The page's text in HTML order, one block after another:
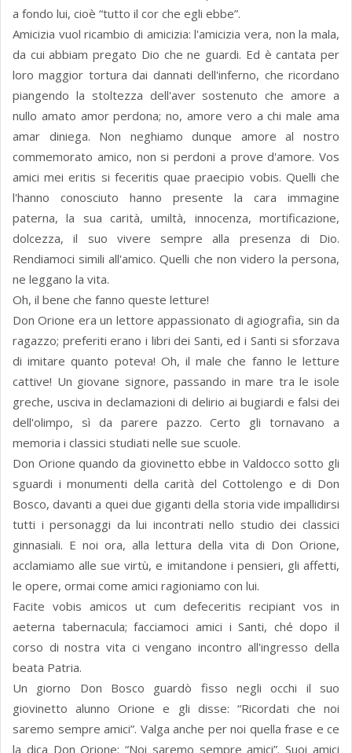
a fondo lui, cioè “tutto il cor che egli ebbe”.
Amicizia vuol ricambio di amicizia: l'amicizia vera, non la mala,
da cui abbiam pregato Dio che ne guardi. Ed è cantata per
loro maggior tortura dai dannati dell'inferno, che ricordano
piangendo la stoltezza dell'aver sostenuto che amore a
nullo amato amor perdona; no, amore vero a chi male ama
amar diniega. Non neghiamo dunque amore al nostro
commemorato amico, non si perdoni a prove d'amore. Vos
amici mei eritis si feceritis quae praecipio vobis. Quelli che
l'hanno conosciuto hanno presente la cara immagine
paterna, la sua carità, umiltà, innocenza, mortificazione,
dolcezza, il suo vivere sempre alla presenza di Dio.
Rendiamoci simili all'amico. Quelli che non videro la persona,
ne leggano la vita.
Oh, il bene che fanno queste letture!
Don Orione era un lettore appassionato di agiografia, sin da
ragazzo; preferiti erano i libri dei Santi, ed i Santi si sforzava
di imitare quanto poteva! Oh, il male che fanno le letture
cattive! Un giovane signore, passando in mare tra le isole
greche, usciva in declamazioni di delirio ai bugiardi e falsi dei
dell'olimpo, sì da parere pazzo. Certo gli tornavano a
memoria i classici studiati nelle sue scuole.
Don Orione quando da giovinetto ebbe in Valdocco sotto gli
sguardi i monumenti della carità del Cottolengo e di Don
Bosco, davanti a quei due giganti della storia vide impallidirsi
tutti i personaggi da lui incontrati nello studio dei classici
ginnasiali. E noi ora, alla lettura della vita di Don Orione,
acclamiamo alle sue virtù, e imitandone i pensieri, gli affetti,
le opere, ormai come amici ragioniamo con lui.
Facite vobis amicos ut cum defeceritis recipiant vos in
aeterna tabernacula; facciamoci amici i Santi, ché dopo il
corso di nostra vita ci vengano incontro all'ingresso della
beata Patria.
Un giorno Don Bosco guardò fisso negli occhi il suo
giovinetto alunno Orione e gli disse: “Ricordati che noi
saremo sempre amici”. Valga anche per noi quella frase e ce
la dica Don Orione: “Noi saremo sempre amici”. Suoi amici